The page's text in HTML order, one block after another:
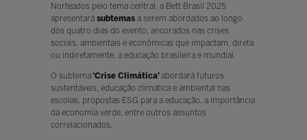
Norteados pelo tema central, a Bett Brasil 2025
apresentará subtemasa serem abordados ao longo
dos quatro dias do evento, ancorados nas crises
sociais, ambientais e econômicas que impactam, direta
ou indiretamente, a educação brasileira e mundial.
O subtema‘Crise Climática’abordará futuros
sustentáveis, educação climática e ambiental nas
escolas, propostas ESG para a educação, a importância
da economia verde, entre outros assuntos
correlacionados.